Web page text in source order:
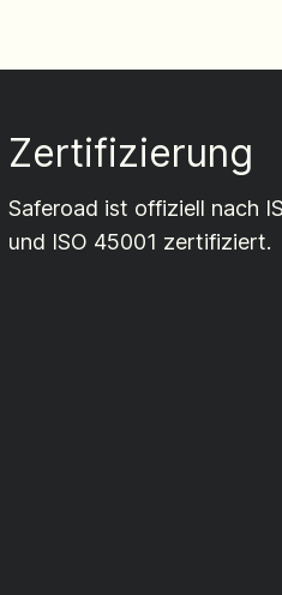
Zertifizierung
Saferoad ist offiziell nach
und ISO 45001 zertifiziert.